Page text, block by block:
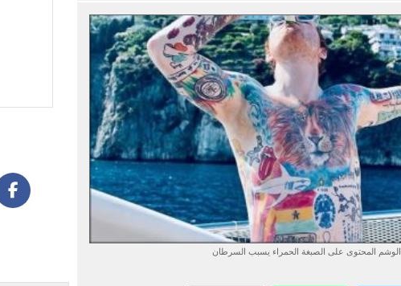
الوشم المحتوى على الصبغة الحمراء يسبب السرطان